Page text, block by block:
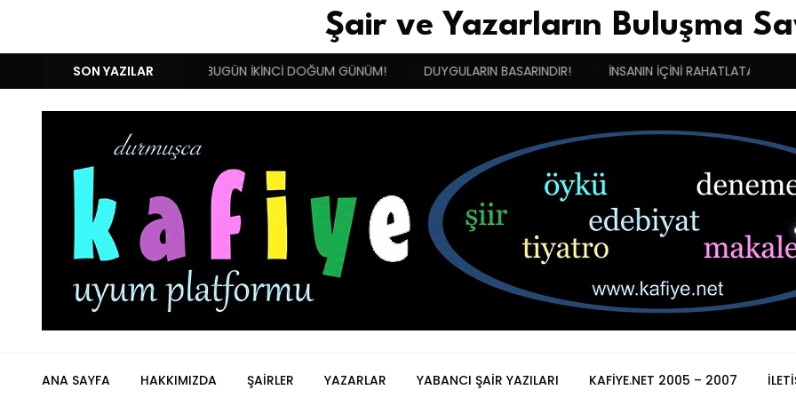
Şair ve Yazarların Buluşma
SON YAZILAR
YUNANISTAN !!! BENIM BUGÜN İKİNCİ DOĞUM GÜNÜM! DUYGULARIN BASARINDIR! İNSANIN İÇİNİ RAHATLATAN MELEK
ANA SAYFA HAKKIMIZDA ŞAIRLER YAZARLAR YABANCI ŞAIR YAZILARI KAFIYE.NET 2005 – 2007